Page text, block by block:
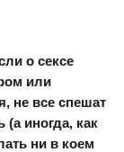
о сексе
или
не все спешат
иногда, как
ни в коем